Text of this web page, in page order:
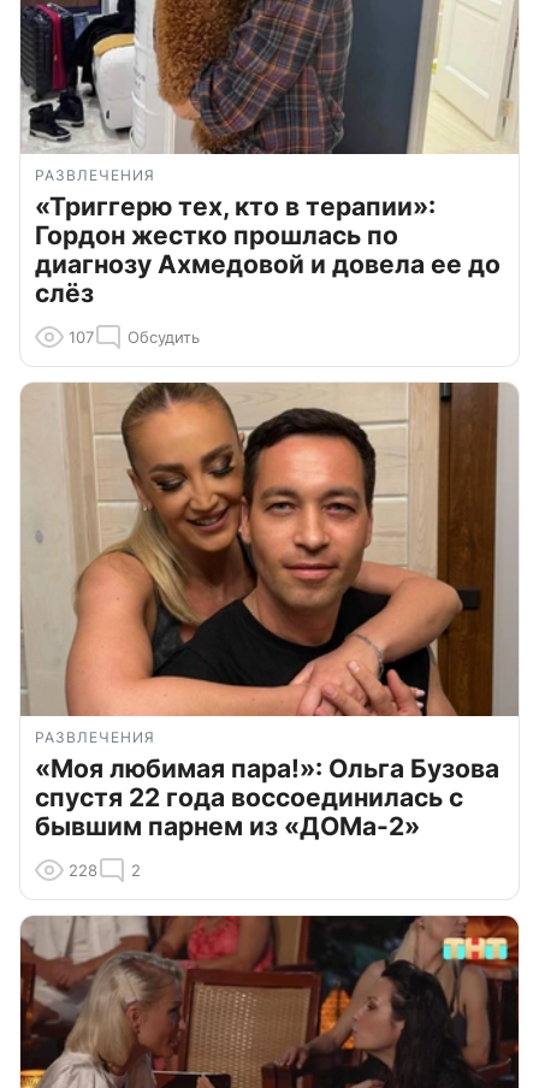
РАЗВЛЕЧЕНИЯ
«Триггерю тех, кто в терапии»:
Гордон жестко прошлась по
диагнозу Ахмедовой и довела ее до
слёз
107 Обсудить
РАЗВЛЕЧЕНИЯ
«Моя любимая пара!»: Ольга Бузова
спустя 22 года воссоединилась с
бывшим парнем из «ДОМа-2»
228 2